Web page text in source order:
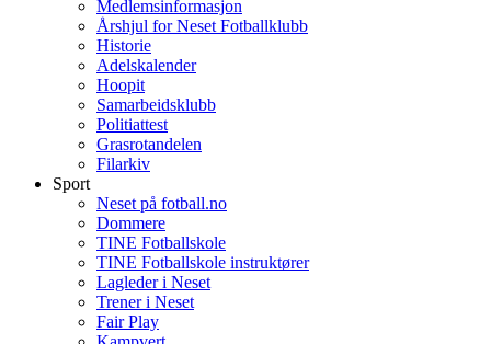
Medlemsinformasjon
Årshjul for Neset Fotballklubb
Historie
Adelskalender
Hoopit
Samarbeidsklubb
Politiattest
Grasrotandelen
Filarkiv
Sport
Neset på fotball.no
Dommere
TINE Fotballskole
TINE Fotballskole instruktører
Lagleder i Neset
Trener i Neset
Fair Play